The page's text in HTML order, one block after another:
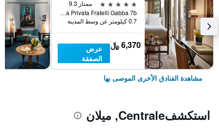
5 نجوم
ممتاز 9.3
Via Privata Fratelli Gabba 7b, ميلان, مقاطعة ميلانو, إيطاليا
0.7 كيلومتر عن وسط المدينة
6,370 ﷼
عرض
الصفقة
مشاهدة الفنادق الأخرى الموصى بها
استكشفCentrale, ميلان